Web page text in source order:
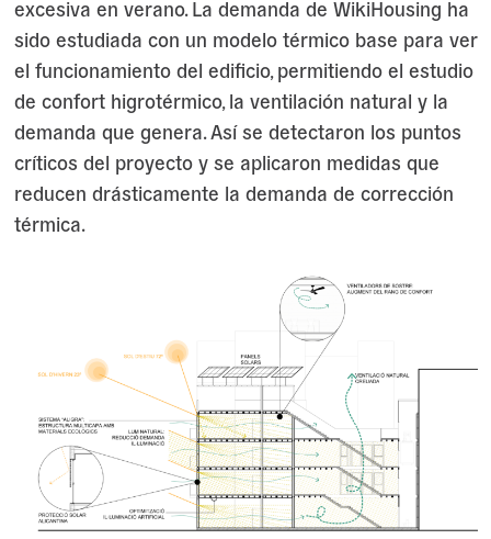
excesiva en verano. La demanda de WikiHousing ha
sido estudiada con un modelo térmico base para ver
el funcionamiento del edificio, permitiendo el estudio
de confort higrotérmico, la ventilación natural y la
demanda que genera. Así se detectaron los puntos
críticos del proyecto y se aplicaron medidas que
reducen drásticamente la demanda de corrección
térmica.